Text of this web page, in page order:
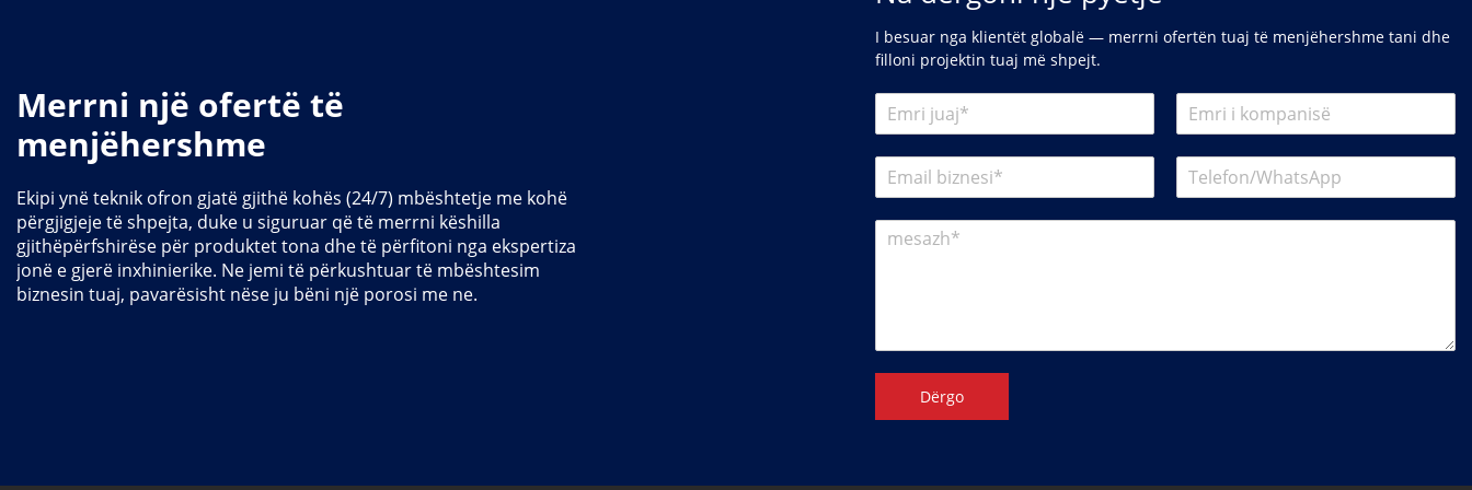
Merrni një ofertë të
menjëhershme
Ekipi ynë teknik ofron gjatë gjithë kohës (24/7) mbështetje me kohë
përgjigjeje të shpejta, duke u siguruar që të merrni këshilla
gjithëpërfshirëse për produktet tona dhe të përfitoni nga ekspertiza
jonë e gjerë inxhinierike. Ne jemi të përkushtuar të mbështesim
biznesin tuaj, pavarësisht nëse ju bëni një porosi me ne.
I besuar nga klientët globalë — merrni ofertën tuaj të menjëhershme tani dhe
filloni projektin tuaj më shpejt.
Dërgo